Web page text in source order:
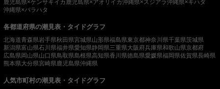
鹿児島県×ケンサキイカ 鹿児島県×アオリイカ沖縄県×スジアラ沖縄県×キハダ
沖縄県×バラハタ
各都道府県の潮見表・タイドグラフ
北海道青森県岩手県秋田県宮城県山形県福島県東京都神奈川県千葉県茨城県
新潟県富山県石川県福井県愛知県静岡県三重県大阪府兵庫県和歌山県京都府
広島県岡山県山口県鳥取県島根県高知県香川県徳島県愛媛県福岡県佐賀県長崎県
熊本県大分県宮崎県 鹿児島県沖縄県
人気市町村の潮見表・タイドグラフ